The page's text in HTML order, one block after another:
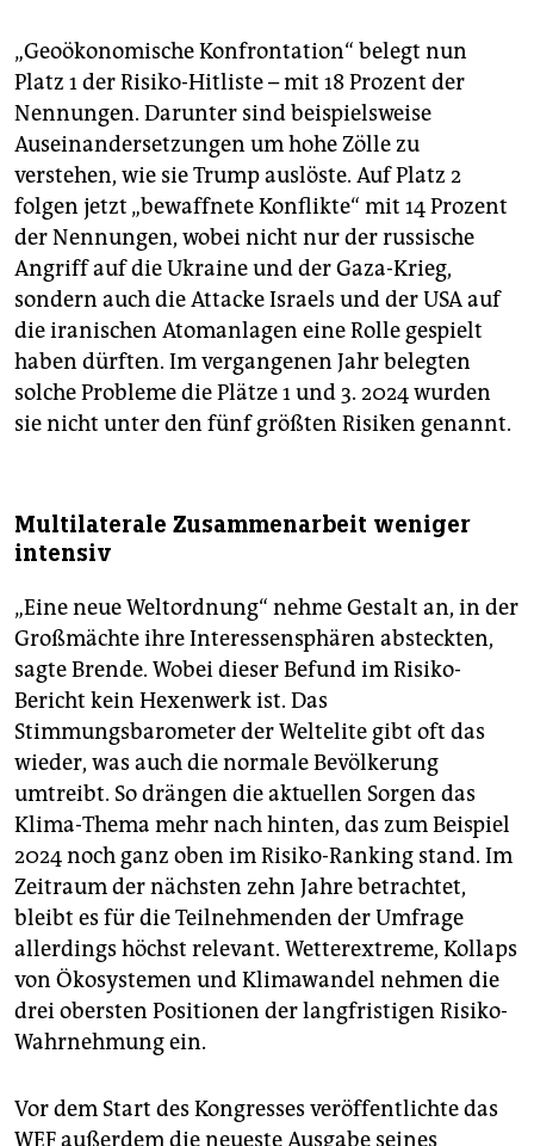
„Geoökonomische Konfrontation“ belegt nun
Platz 1 der Risiko-Hitliste – mit 18 Prozent der
Nennungen. Darunter sind beispielsweise
Auseinandersetzungen um hohe Zölle zu
verstehen, wie sie Trump auslöste. Auf Platz 2
folgen jetzt „bewaffnete Konflikte“ mit 14 Prozent
der Nennungen, wobei nicht nur der russische
Angriff auf die Ukraine und der Gaza-Krieg,
sondern auch die Attacke Israels und der USA auf
die iranischen Atomanlagen eine Rolle gespielt
haben dürften. Im vergangenen Jahr belegten
solche Probleme die Plätze 1 und 3. 2024 wurden
sie nicht unter den fünf größten Risiken genannt.
Multilaterale Zusammenarbeit weniger
intensiv
„Eine neue Weltordnung“ nehme Gestalt an, in der
Großmächte ihre Interessensphären absteckten,
sagte Brende. Wobei dieser Befund im Risiko-
Bericht kein Hexenwerk ist. Das
Stimmungsbarometer der Weltelite gibt oft das
wieder, was auch die normale Bevölkerung
umtreibt. So drängen die aktuellen Sorgen das
Klima-Thema mehr nach hinten, das zum Beispiel
2024 noch ganz oben im Risiko-Ranking stand. Im
Zeitraum der nächsten zehn Jahre betrachtet,
bleibt es für die Teilnehmenden der Umfrage
allerdings höchst relevant. Wetterextreme, Kollaps
von Ökosystemen und Klimawandel nehmen die
drei obersten Positionen der langfristigen Risiko-
Wahrnehmung ein.
Vor dem Start des Kongresses veröffentlichte das
WEF außerdem die neueste Ausgabe seines